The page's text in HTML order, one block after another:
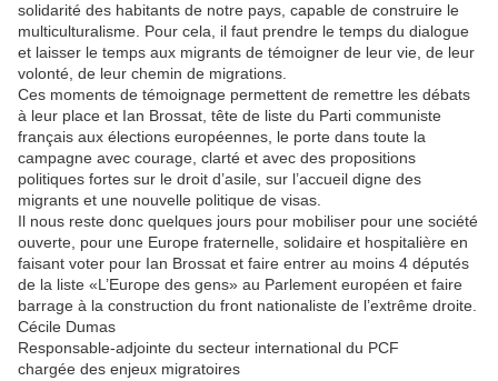
solidarité des habitants de notre pays, capable de construire le
multiculturalisme. Pour cela, il faut prendre le temps du dialogue
et laisser le temps aux migrants de témoigner de leur vie, de leur
volonté, de leur chemin de migrations.
Ces moments de témoignage permettent de remettre les débats
à leur place et Ian Brossat, tête de liste du Parti communiste
français aux élections européennes, le porte dans toute la
campagne avec courage, clarté et avec des propositions
politiques fortes sur le droit d’asile, sur l’accueil digne des
migrants et une nouvelle politique de visas.
Il nous reste donc quelques jours pour mobiliser pour une société
ouverte, pour une Europe fraternelle, solidaire et hospitalière en
faisant voter pour Ian Brossat et faire entrer au moins 4 députés
de la liste «L’Europe des gens» au Parlement européen et faire
barrage à la construction du front nationaliste de l’extrême droite.
Cécile Dumas
Responsable-adjointe du secteur international du PCF
chargée des enjeux migratoires